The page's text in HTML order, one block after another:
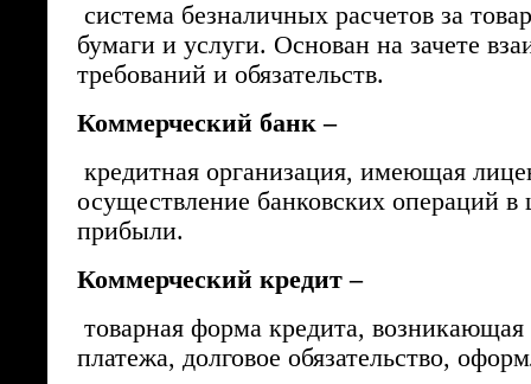
система безналичных расчетов за
бумаги и услуги. Основан на зачете
требований и обязательств.
Коммерческий банк –
кредитная организация, имеющая
осуществление банковских операций в
прибыли.
Коммерческий кредит –
товарная форма кредита, возникающая
платежа, долговое обязательство,